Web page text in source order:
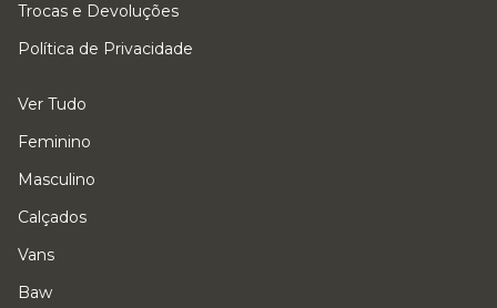
Trocas e Devoluções
Política de Privacidade
Ver Tudo
Feminino
Masculino
Calçados
Vans
Baw